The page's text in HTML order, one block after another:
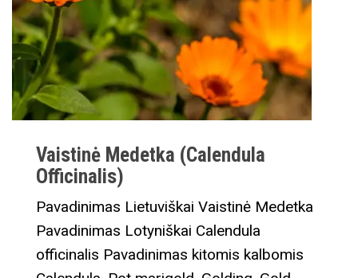
Vaistinė Medetka (Calendula
Officinalis)
Pavadinimas Lietuviškai Vaistinė Medetka
Pavadinimas Lotyniškai Calendula
officinalis Pavadinimas kitomis kalbomis